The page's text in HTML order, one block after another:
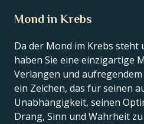
Mond in Krebs
Da der Mond im Krebs steht
haben Sie eine einzigartige
Verlangen und aufregendem
ein Zeichen, das für seinen
Unabhängigkeit, seinen
Drang, Sinn und Wahrheit zu